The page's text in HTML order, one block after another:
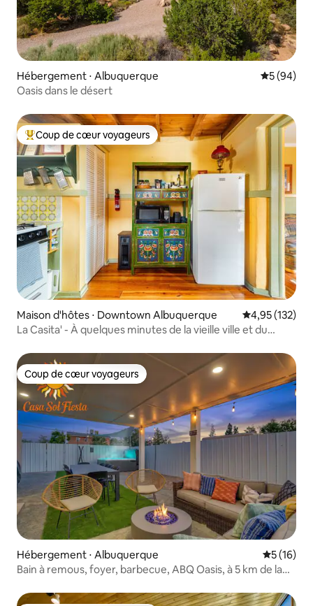
Hébergement ⋅ Albuquerque
5 (94)
Oasis dans le désert
Coups de cœur voyageurs les plus appréciés
Coup de cœur voyageurs
Maison d'hôtes ⋅ Downtown Albuquerque Évaluation
4,95 (132)
La Casita' - À quelques minutes de la vieille ville et du
Coup de cœur voyageurs
Coup de cœur voyageurs
Hébergement ⋅ Albuquerque
5 (16)
Bain à remous, foyer, barbecue, ABQ Oasis, à 5 km de la